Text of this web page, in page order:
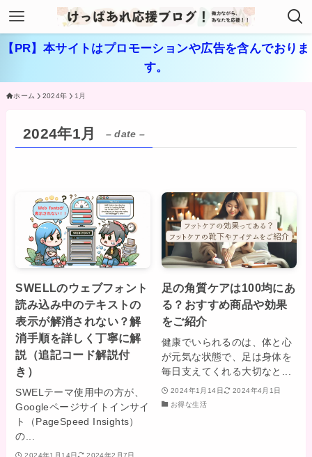
【PR】本サイトはプロモーションや広告を含んでおりま
す。
ホーム 2024年 1月
2024年1月 – date –
SWELLのウェブフォント
読み込み中のテキストの
表示が解消されない？解
消手順を詳しく丁寧に解
説（追記コード解説付
き）
SWELテーマ使用中の方が、
Googleページサイトインサイ
ト（PageSpeed Insights）
の...
2024年1月14日
2024年2月7日
足の角質ケアは100均にあ
る？おすすめ商品や効果
をご紹介
健康でいられるのは、体と心
が元気な状態で、足は身体を
毎日支えてくれる大切なと...
2024年1月14日
2024年4月1日
お得な生活